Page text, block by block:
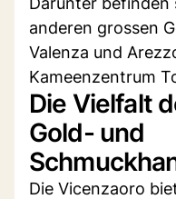
anderen grossen
Valenza und
Kameenzentrum
Die Vielfalt
Gold- und
Die Vicenzaoro